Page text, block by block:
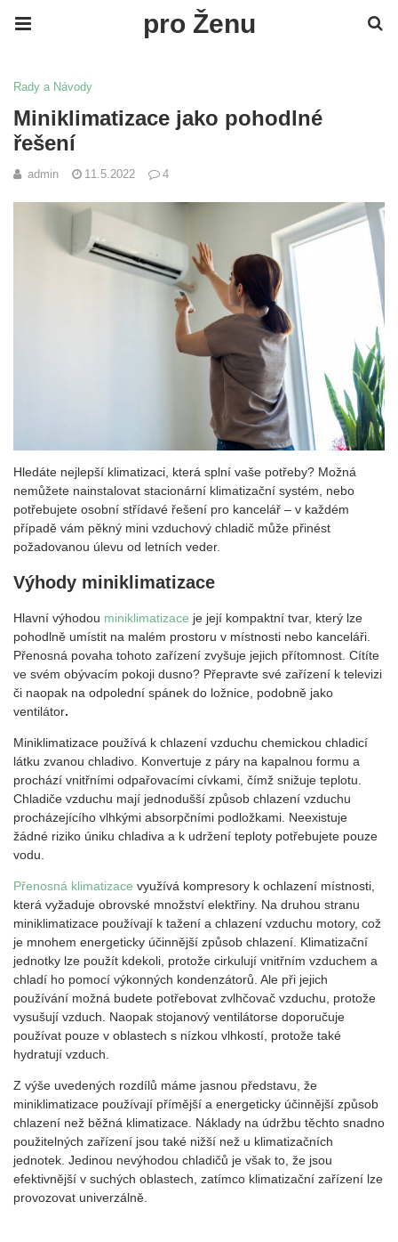
pro Ženu
Rady a Návody
Miniklimatizace jako pohodlné
řešení
admin 11.5.2022 4
Hledáte nejlepší klimatizaci, která splní vaše potřeby? Možná
nemůžete nainstalovat stacionární klimatizační systém, nebo
potřebujete osobní střídavé řešení pro kancelář – v každém
případě vám pěkný mini vzduchový chladič může přinést
požadovanou úlevu od letních veder.
Výhody miniklimatizace
Hlavní výhodou miniklimatizace je její kompaktní tvar, který lze
pohodlně umístit na malém prostoru v místnosti nebo kanceláři.
Přenosná povaha tohoto zařízení zvyšuje jejich přítomnost. Cítíte
ve svém obývacím pokoji dusno? Přepravte své zařízení k televizi
či naopak na odpolední spánek do ložnice, podobně jako
ventilátor.
Miniklimatizace používá k chlazení vzduchu chemickou chladicí
látku zvanou chladivo. Konvertuje z páry na kapalnou formu a
prochází vnitřními odpařovacími cívkami, čímž snižuje teplotu.
Chladiče vzduchu mají jednodušší způsob chlazení vzduchu
procházejícího vlhkými absorpčními podložkami. Neexistuje
žádné riziko úniku chladiva a k udržení teploty potřebujete pouze
vodu.
Přenosná klimatizace využívá kompresory k ochlazení místnosti,
která vyžaduje obrovské množství elektřiny. Na druhou stranu
miniklimatizace používají k tažení a chlazení vzduchu motory, což
je mnohem energeticky účinnější způsob chlazení. Klimatizační
jednotky lze použít kdekoli, protože cirkulují vnitřním vzduchem a
chladí ho pomocí výkonných kondenzátorů. Ale při jejich
používání možná budete potřebovat zvlhčovač vzduchu, protože
vysušují vzduch. Naopak stojanový ventilátorse doporučuje
používat pouze v oblastech s nízkou vlhkostí, protože také
hydratují vzduch.
Z výše uvedených rozdílů máme jasnou představu, že
miniklimatizace používají přímější a energeticky účinnější způsob
chlazení než běžná klimatizace. Náklady na údržbu těchto snadno
použitelných zařízení jsou také nižší než u klimatizačních
jednotek. Jedinou nevýhodou chladičů je však to, že jsou
efektivnější v suchých oblastech, zatímco klimatizační zařízení lze
provozovat univerzálně.